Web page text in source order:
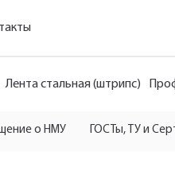
Лента стальная (штрипс)
о НМУ ГОСТы, ТУ и